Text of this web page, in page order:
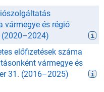
vármegye és régió
(2020–2024)
előfizetések száma
vármegye és
31. (2016–2025)